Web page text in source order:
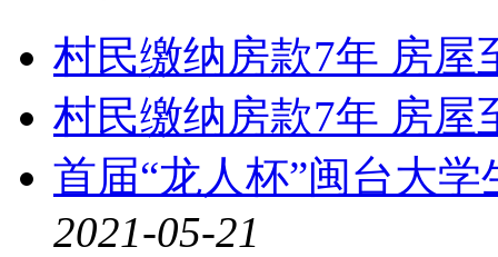
村民缴纳房款7年 房屋
村民缴纳房款7年 房屋
首届“龙人杯”闽台大
2021-05-21